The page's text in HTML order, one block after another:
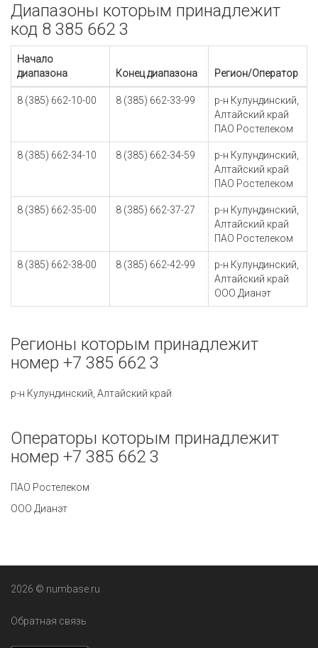
Диапазоны которым принадлежит
код 8 385 662 3
Начало
диапазона
Конец диапазона Регион/Оператор
8 (385) 662-10-00 8 (385) 662-33-99
р-н Кулундинский,
Алтайский край
ПАО Ростелеком
8 (385) 662-34-10 8 (385) 662-34-59
р-н Кулундинский,
Алтайский край
ПАО Ростелеком
8 (385) 662-35-00 8 (385) 662-37-27
р-н Кулундинский,
Алтайский край
ПАО Ростелеком
8 (385) 662-38-00 8 (385) 662-42-99
р-н Кулундинский,
Алтайский край
ООО Дианэт
Регионы которым принадлежит
номер +7 385 662 3
р-н Кулундинский, Алтайский край
Операторы которым принадлежит
номер +7 385 662 3
ПАО Ростелеком
ООО Дианэт
2026 © numbase.ru
Обратная связь